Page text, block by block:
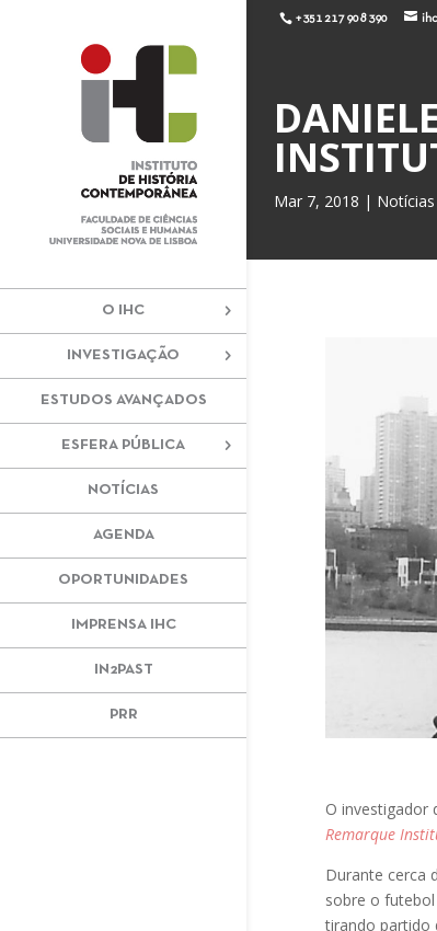
+351 217 908 390
O IHC
INVESTIGAÇÃO
ESTUDOS AVANÇADOS
ESFERA PÚBLICA
NOTÍCIAS
AGENDA
OPORTUNIDADES
IMPRENSA IHC
IN2PAST
PRR
Mar 7, 2018 | Notícias
O investigador
Remarque
Durante cerca
sobre o
tirando partido